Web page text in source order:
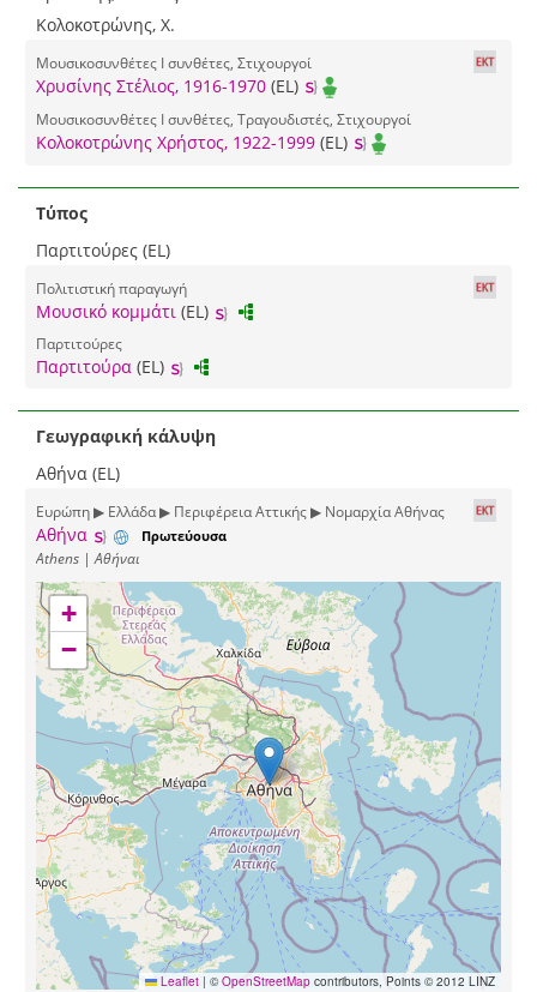
Κολοκοτρώνης, Χ.
Μουσικοσυνθέτες I συνθέτες, Στιχουργοί
Χρυσίνης Στέλιος, 1916-1970 (EL)
Μουσικοσυνθέτες I συνθέτες, Τραγουδιστές, Στιχουργοί
Κολοκοτρώνης Χρήστος, 1922-1999 (EL)
Τύπος
Παρτιτούρες (EL)
Πολιτιστική παραγωγή
Μουσικό κομμάτι (EL)
Παρτιτούρες
Παρτιτούρα (EL)
Γεωγραφική κάλυψη
Αθήνα (EL)
Ευρώπη ▶ Ελλάδα ▶ Περιφέρεια Αττικής ▶ Νομαρχία Αθήνας
Αθήνα Πρωτεύουσα
Athens | Αθήναι
+
−
Leaflet | © OpenStreetMap contributors, Points © 2012 LINZ